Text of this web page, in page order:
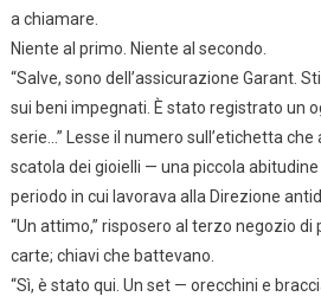
a chiamare.
Niente al primo. Niente al secondo.
“Salve, sono dell’assicurazione Garant.
sui beni impegnati. È stato registrato un
serie…” Lesse il numero sull’etichetta
scatola dei gioielli — una piccola
periodo in cui lavorava alla Direzione
“Un attimo,” risposero al terzo negozio
carte; chiavi che battevano.
“Sì, è stato qui. Un set — orecchini e